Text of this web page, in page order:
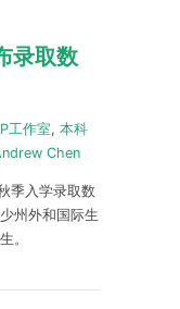
录取数
工作室, 本科
Chen
季入学录取数
州外和国际生
。